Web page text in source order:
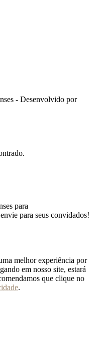
- Desenvolvido por
para
para seus convidados!
melhor experiência por
em nosso site, estará
que clique no
.